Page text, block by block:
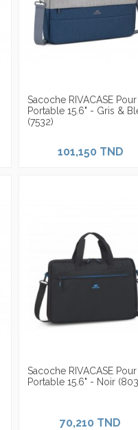
Sacoche RIVACASE
Portable 15.6" - Gris &
(7532)
101,150 TND
Sacoche RIVACASE
Portable 15.6" - Noir
70,210 TND